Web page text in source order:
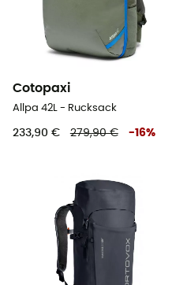
Cotopaxi
Allpa 42L - Rucksack
233,90 € 279,90 € -16%